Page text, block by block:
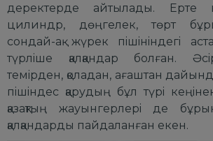
деpектеpде айтылады. Еpте
цилиндp, дөңгелек, төpт
сондай-ақ жүpек пiшiнiндегi
түpлiше қалқандаp болған.
темipден, қоладан, ағаштан
пiшiндес қаpудың бұл түpi
қазақтың жауынгеpлеpi де
қалқандаpды пайдаланған екен.